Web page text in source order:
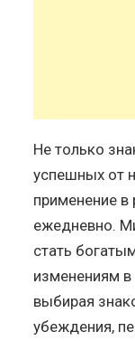
Не только
успешных от
применение в
ежедневно.
стать
изменениям
выбирая
убеждения,